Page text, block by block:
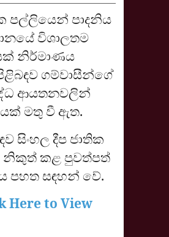
පාදනිය
විශාලතම
නිර්මාණය
ගම්වාසීන්ගේ
ආයතනවලින්
මතු වී ඇත.
සිංහල දීප ජාතික
කළ පුවත්පත්
පහත සඳහන් වේ.
Here to View